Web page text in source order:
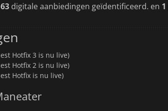
digitale aanbiedingen geïdentificeerd. en 1
Hotfix 3 is nu live)
Hotfix 2 is nu live)
Hotfix is nu live)